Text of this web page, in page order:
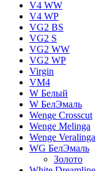
V4 WW
V4 WР
VG2 BS
VG2 S
VG2 WW
VG2 WР
Virgin
VM4
W Белый
W БелЭмаль
Wenge Crosscut
Wenge Melinga
Wenge Veralinga
WG БелЭмаль
Золото